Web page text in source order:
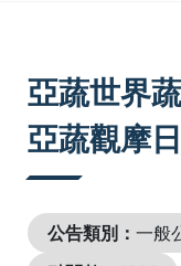
亞蔬世界
亞蔬觀摩日
公告類別： 一般